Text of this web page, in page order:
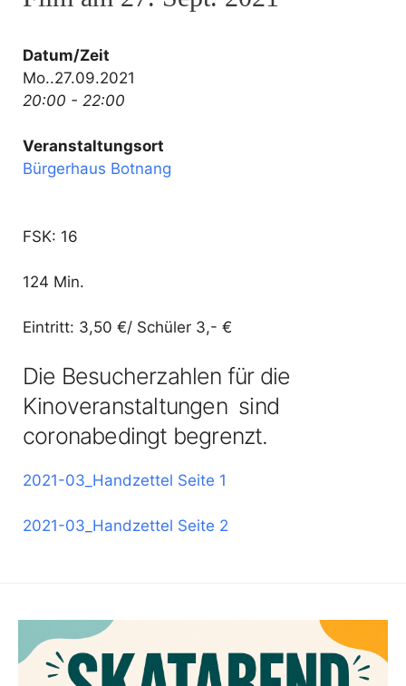
Datum/Zeit
Mo..27.09.2021
20:00 - 22:00
Veranstaltungsort
Bürgerhaus Botnang
FSK: 16
124 Min.
Eintritt: 3,50 €/ Schüler 3,- €
Die Besucherzahlen für die
Kinoveranstaltungen sind
coronabedingt begrenzt.
2021-03_Handzettel Seite 1
2021-03_Handzettel Seite 2